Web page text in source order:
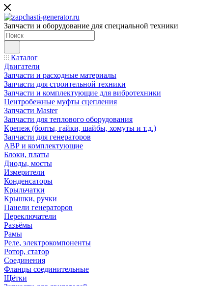
Запчасти и оборудование для специальной техники
Каталог
Двигатели
Запчасти и расходные материалы
Запчасти для строительной техники
Запчасти и комплектующие для вибротехники
Центробежные муфты сцепления
Запчасти Master
Запчасти для теплового оборудования
Крепеж (болты, гайки, шайбы, хомуты и т.д.)
Запчасти для генераторов
АВР и комплектующие
Блоки, платы
Диоды, мосты
Измерители
Конденсаторы
Крыльчатки
Крышки, ручки
Панели генераторов
Переключатели
Разъёмы
Рамы
Реле, электрокомпоненты
Ротор, статор
Соединения
Фланцы соединительные
Щётки